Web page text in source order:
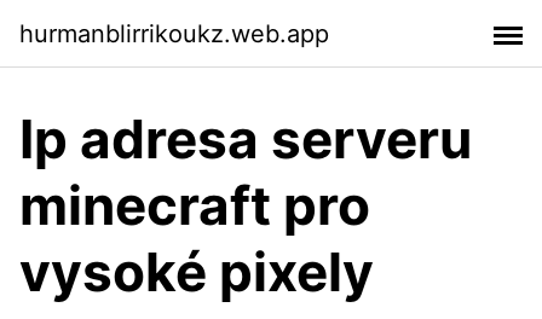
hurmanblirrikoukz.web.app
Ip adresa serveru
minecraft pro
vysoké pixely